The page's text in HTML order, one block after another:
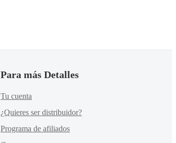
Para más Detalles
Tu cuenta
¿Quieres ser distribuidor?
Programa de afiliados